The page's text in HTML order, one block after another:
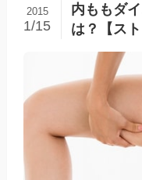
内ももダ
は？【ス
2015
1/15